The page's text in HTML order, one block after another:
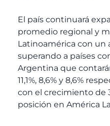
El país continuará
promedio regional y
Latinoamérica con un
superando a países
Argentina que
11,1%, 8,6% y 8,6%
con el crecimiento de
posición en América